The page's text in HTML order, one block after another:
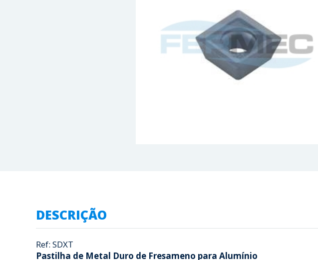
DESCRIÇÃO
Ref: SDXT
Pastilha de Metal Duro de Fresameno para Alumínio